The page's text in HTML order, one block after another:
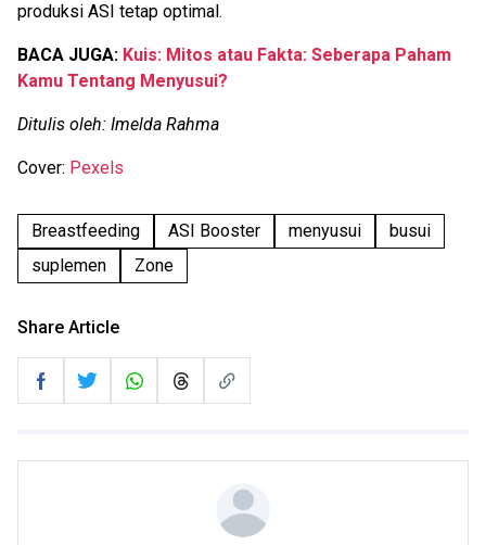
produksi ASI tetap optimal.
BACA JUGA: Kuis: Mitos atau Fakta: Seberapa Paham
Kamu Tentang Menyusui?
Ditulis oleh: Imelda Rahma
Cover: Pexels
Breastfeeding ASI Booster menyusui
busui
suplemen
Zone
Share Article